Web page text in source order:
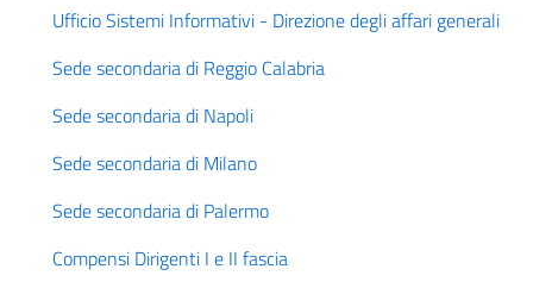
Ufficio Sistemi Informativi - Direzione degli affari generali
Sede secondaria di Reggio Calabria
Sede secondaria di Napoli
Sede secondaria di Milano
Sede secondaria di Palermo
Compensi Dirigenti I e II fascia